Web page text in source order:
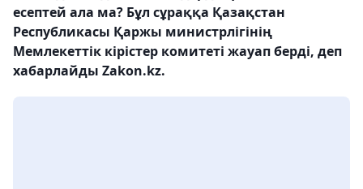
есептей ала ма? Бұл сұраққа Қазақстан
Республикасы Қаржы министрлігінің
Мемлекеттік кірістер комитеті жауап берді, деп
хабарлайды Zakon.kz.